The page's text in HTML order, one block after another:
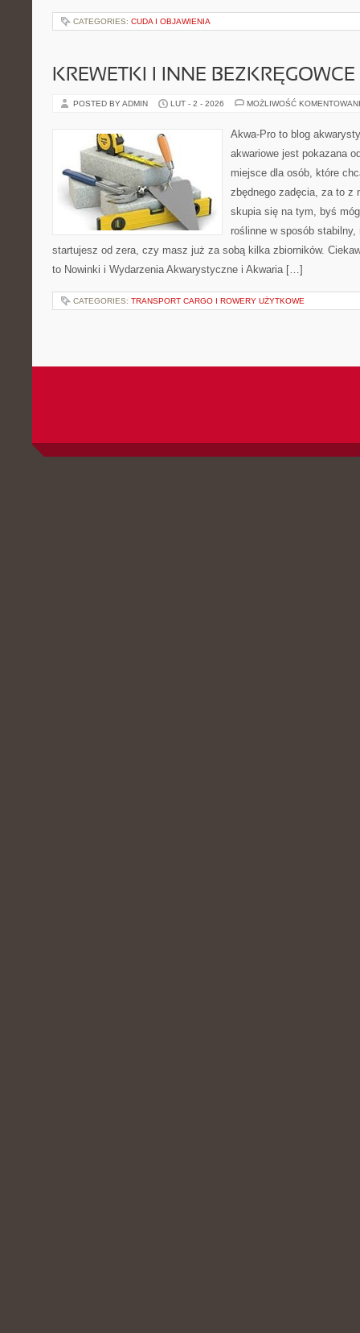
CATEGORIES: CUDA I OBJAWIENIA
KREWETKI I INNE BEZKRĘGOWCE
POSTED BY ADMIN LUT - 2 - 2026 MOŻLIWOŚĆ
Akwa-Pro to blog
akwariowe jest pokazana
miejsce dla osób, które
zbędnego zadęcia, za to z
skupia się na tym, byś
roślinne w sposób
startujesz od zera, czy masz już za sobą kilka zbiorników.
to Nowinki i Wydarzenia Akwarystyczne i Akwaria […]
CATEGORIES: TRANSPORT CARGO I ROWERY UŻYTKOWE